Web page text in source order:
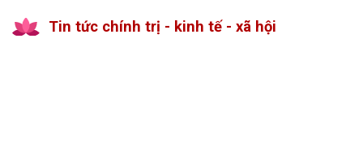
Tin tức chính trị - kinh tế - xã hội